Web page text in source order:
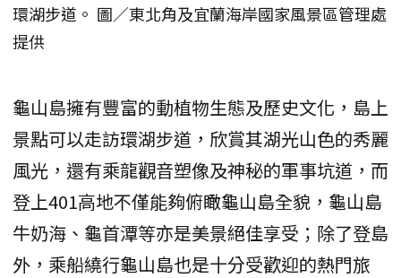
環湖步道。 圖／東北角及宜蘭海岸國家風景區管理處
提供
龜山島擁有豐富的動植物生態及歷史文化，島上
景點可以走訪環湖步道，欣賞其湖光山色的秀麗
風光，還有乘龍觀音塑像及神秘的軍事坑道，而
登上401高地不僅能夠俯瞰龜山島全貌，龜山島
牛奶海、龜首潭等亦是美景絕佳享受；除了登島
外，乘船繞行龜山島也是十分受歡迎的熱門旅